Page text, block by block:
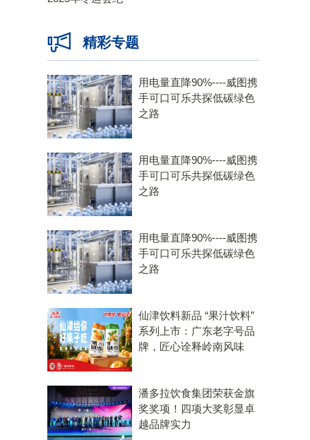
精彩专题
用电量直降90%----威图携
手可口可乐共探低碳绿色
之路
用电量直降90%----威图携
手可口可乐共探低碳绿色
之路
用电量直降90%----威图携
手可口可乐共探低碳绿色
之路
仙津饮料新品 “果汁饮料”
系列上市：广东老字号品
牌，匠心诠释岭南风味
潘多拉饮食集团荣获金旗
奖奖项！四项大奖彰显卓
越品牌实力